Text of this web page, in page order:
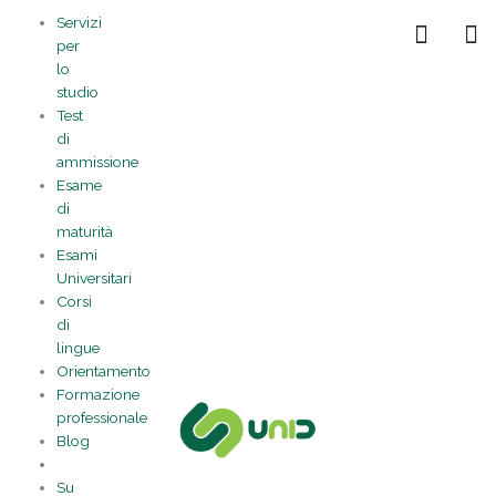
contenuto
Servizi
per
lo
studio
Test
di
ammissione
Esame
di
maturità
Esami
Universitari
Corsi
di
lingue
Orientamento
Formazione
professionale
Blog
Su